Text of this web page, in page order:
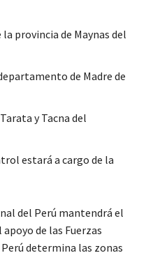
provincia de Maynas del
de Madre de
y Tacna del
estará a cargo de la
del Perú mantendrá el
de las Fuerzas
determina las zonas